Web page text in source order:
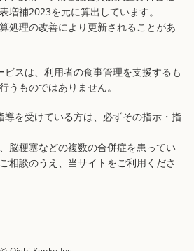
増補2023を元に算出しています。
処理の改善により更新されることがあ
スは、利用者の食事管理を支援するも
うものではありません。
導を受けている方は、必ずその指示・指
脳梗塞などの複数の合併症を患ってい
相談のうえ、当サイトをご利用くださ